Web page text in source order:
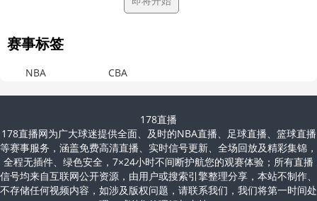
赛事标签
NBA CBA
178直播
178直播网为广大球迷提供全面、及时的NBA直播、足球直播、篮球直播
等赛事服务，涵盖免费高清直播、实时信号更新、全场回放及精彩集锦，
全程无插件、绿色安全，7×24小时不间断护航您的观赛体验；所有直播
信号均来自互联网公开资源，由用户或搜索引擎整理分享，本站不制作、
不存储任何视频内容，如涉及版权问题，请联系我们，我们将第一时间处